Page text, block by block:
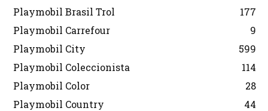
Playmobil Brasil Trol
177
Playmobil Carrefour
9
Playmobil City
599
Playmobil Coleccionista
114
Playmobil Color
28
Playmobil Country
44